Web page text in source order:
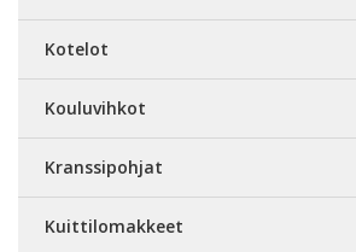
Kotelot
Kouluvihkot
Kranssipohjat
Kuittilomakkeet